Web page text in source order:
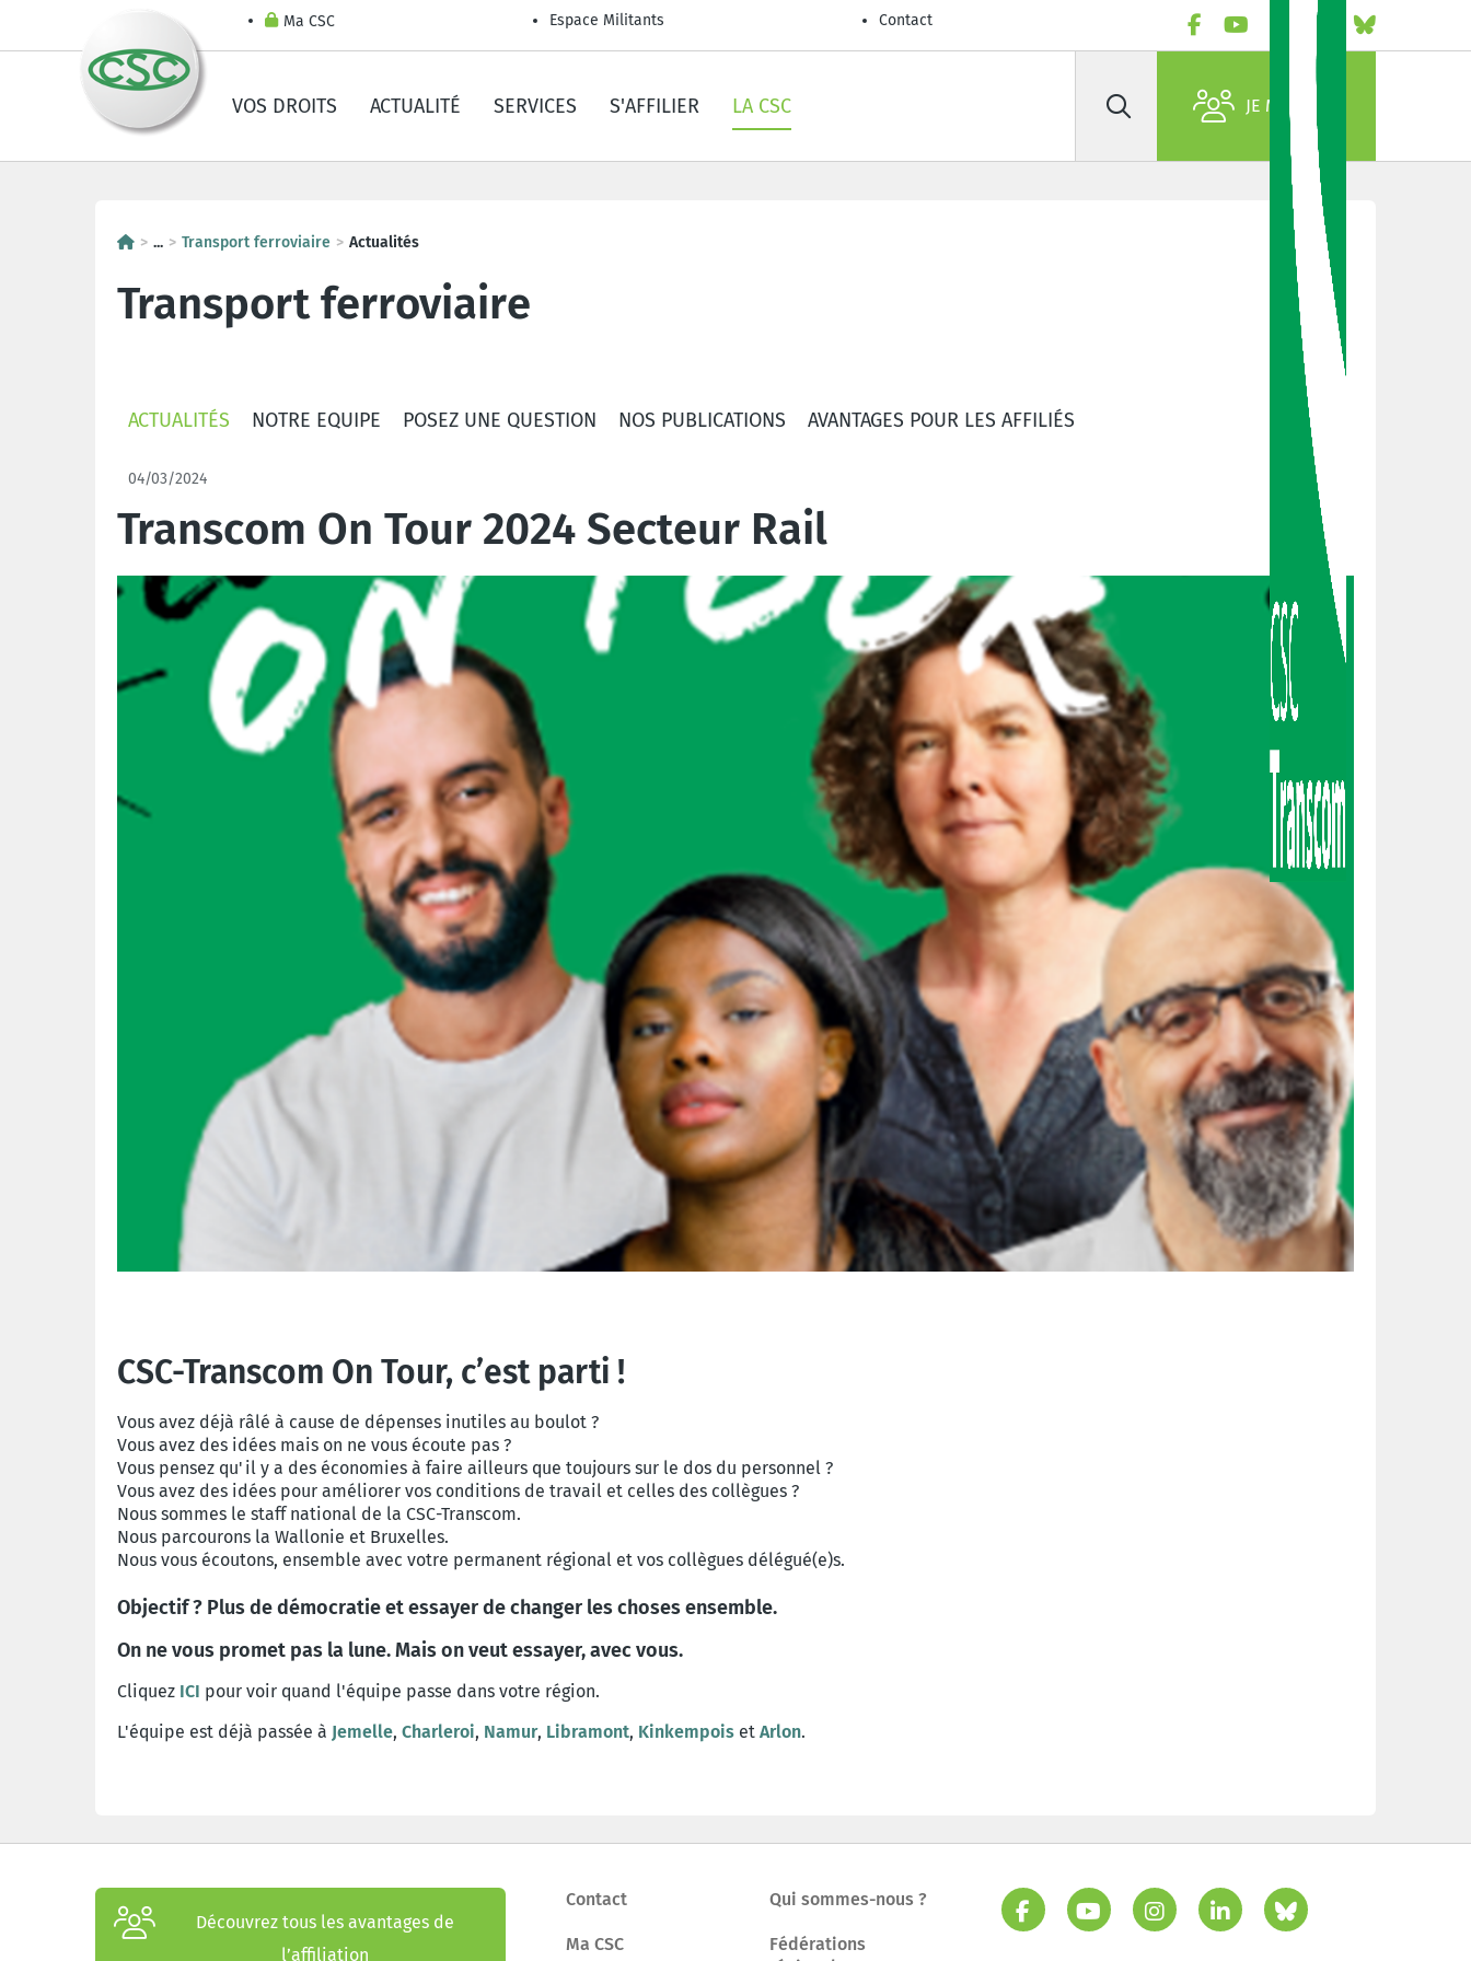
Ma CSC Espace Militants Contact
VOS DROITS ACTUALITÉ SERVICES S'AFFILIER LA CSC Rechercher JE M'AFFILIE
... Transport ferroviaire Actualités
Transport ferroviaire
ACTUALITÉS NOTRE EQUIPE POSEZ UNE QUESTION NOS PUBLICATIONS AVANTAGES POUR LES AFFILIÉS
04/03/2024
Transcom On Tour 2024 Secteur Rail
CSC-Transcom On Tour, c’est parti !
Vous avez déjà râlé à cause de dépenses inutiles au boulot ?
Vous avez des idées mais on ne vous écoute pas ?
Vous pensez qu'il y a des économies à faire ailleurs que toujours sur le dos du personnel ?
Vous avez des idées pour améliorer vos conditions de travail et celles des collègues ?
Nous sommes le staff national de la CSC-Transcom.
Nous parcourons la Wallonie et Bruxelles.
Nous vous écoutons, ensemble avec votre permanent régional et vos collègues délégué(e)s.
Objectif ? Plus de démocratie et essayer de changer les choses ensemble.
On ne vous promet pas la lune. Mais on veut essayer, avec vous.
Cliquez ICI pour voir quand l'équipe passe dans votre région.
L'équipe est déjà passée à Jemelle, Charleroi, Namur, Libramont, Kinkempois et Arlon.
Découvrez tous les avantages de
l’affiliation
Contact
Ma CSC
Qui sommes-nous ?
Fédérations